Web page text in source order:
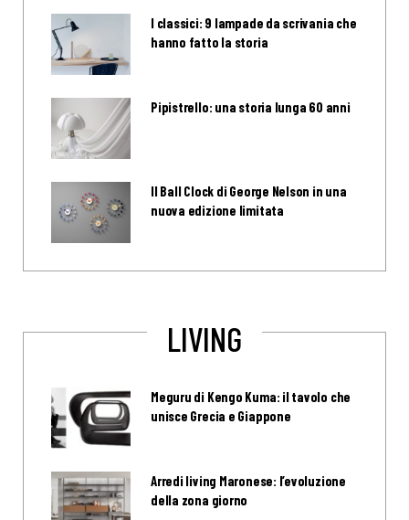
I classici: 9 lampade da scrivania che
hanno fatto la storia
Pipistrello: una storia lunga 60 anni
Il Ball Clock di George Nelson in una
nuova edizione limitata
LIVING
Meguru di Kengo Kuma: il tavolo che
unisce Grecia e Giappone
Arredi living Maronese: l’evoluzione
della zona giorno